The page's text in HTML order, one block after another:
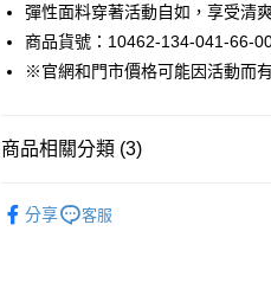
Google Pay
貨到付款
運送方式
免運費
彈性面料穿著活動自如，享受清
商品貨號：10462-134-041-66-
※官網和門市價格可能因活動而
商品相關分類 (3)
分享 客服